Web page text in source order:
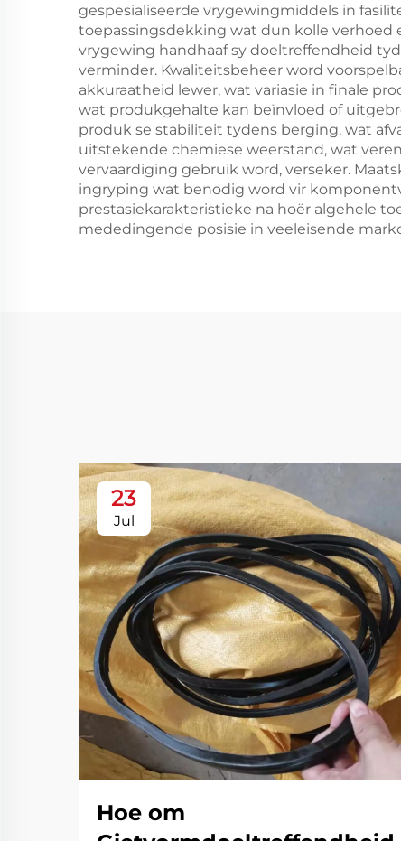
gespesialiseerde vrygewingmiddels in
toepassingsdekking wat dun kolle verhoed
vrygewing handhaaf sy doeltreffendheid
verminder. Kwaliteitsbeheer word
akkuraatheid lewer, wat variasie in finale
wat produkgehalte kan beïnvloed of
produk se stabiliteit tydens berging, wat
uitstekende chemiese weerstand, wat
vervaardiging gebruik word, verseker.
ingryping wat benodig word vir
prestasiekarakteristieke na hoër algehele
mededingende posisie in veeleisende
23
Jul
Hoe om